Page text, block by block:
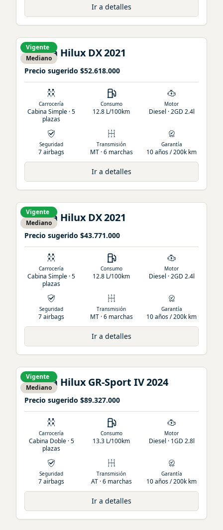
Ir a detalles
Vigente
Mediano
Toyota HiluxDX2021
Precio sugerido $52.618.000
Carrocería
Cabina Simple · 5
plazas
Consumo
12.8 L/100km
Motor
Diesel · 2GD 2.4l
Seguridad
7 airbags
Transmisión
MT · 6 marchas
Garantía
10 años / 200k km
Ir a detalles
Vigente
Mediano
Toyota HiluxDX2021
Precio sugerido $43.771.000
Carrocería
Cabina Simple · 5
plazas
Consumo
12.8 L/100km
Motor
Diesel · 2GD 2.4l
Seguridad
7 airbags
Transmisión
MT · 6 marchas
Garantía
10 años / 200k km
Ir a detalles
Vigente
Mediano
Toyota HiluxGR-Sport IV2024
Precio sugerido $89.327.000
Carrocería
Cabina Doble · 5
plazas
Consumo
13.3 L/100km
Motor
Diesel · 1GD 2.8l
Seguridad
7 airbags
Transmisión
AT · 6 marchas
Garantía
10 años / 200k km
Ir a detalles